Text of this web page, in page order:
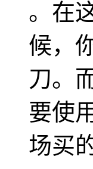
。在
候，
刀。
要使
场买